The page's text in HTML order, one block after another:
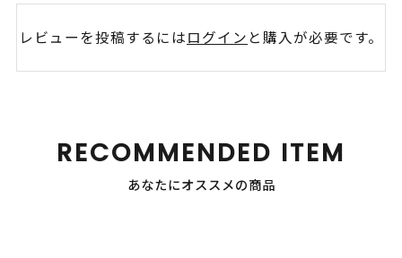
レビューを投稿するにはログイン と購入が必要です。
RECOMMENDED ITEM
あなたにオススメの商品